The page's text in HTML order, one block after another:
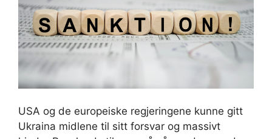
USA og de europeiske regjeringene kunne gitt
Ukraina midlene til sitt forsvar og massivt